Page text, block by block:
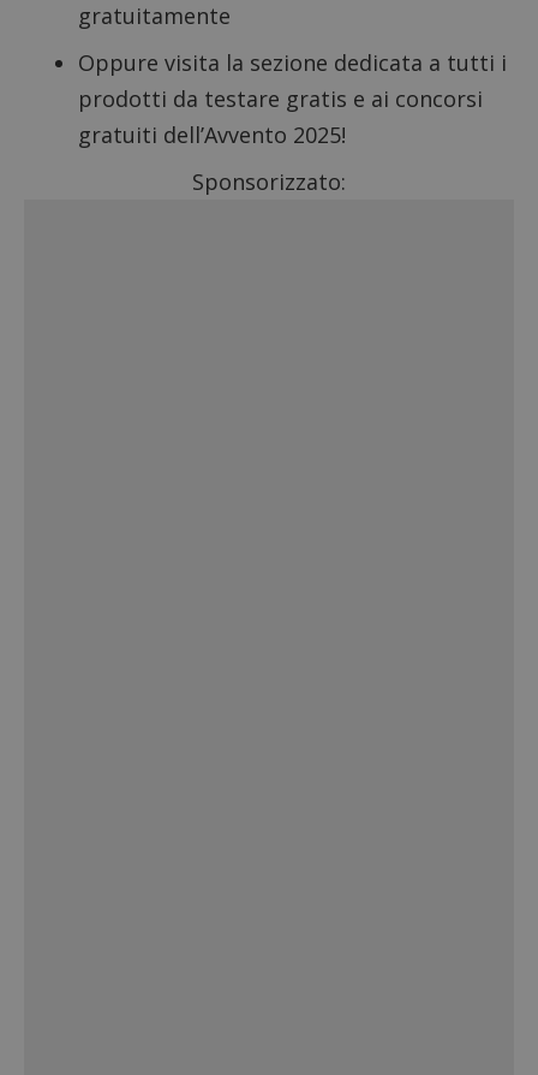
gratuitamente
Oppure visita la sezione dedicata a tutti i
prodotti da testare gratis e ai concorsi
gratuiti dell’Avvento 2025!
Sponsorizzato: